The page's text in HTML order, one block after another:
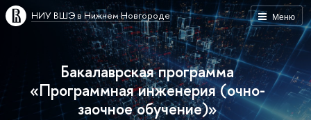
Меню
НИУ ВШЭ в Нижнем Новгороде
Бакалаврская программа
«Программная инженерия (очно-
заочное обучение)»